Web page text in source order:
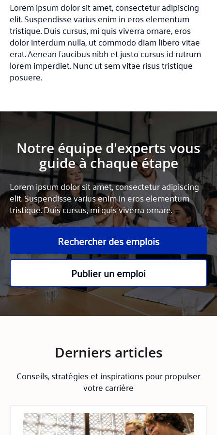
Lorem ipsum dolor sit amet, consectetur adipiscing
elit. Suspendisse varius enim in eros elementum
tristique. Duis cursus, mi quis viverra ornare, eros
dolor interdum nulla, ut commodo diam libero vitae
erat. Aenean faucibus nibh et justo cursus id rutrum
lorem imperdiet. Nunc ut sem vitae risus tristique
posuere.
Notre équipe d'experts vous
guide à chaque étape
Lorem ipsum dolor sit amet, consectetur adipiscing
elit. Suspendisse varius enim in eros elementum
tristique. Duis cursus, mi quis viverra ornare.
Rechercher des emplois
Publier un emploi
Derniers articles
Conseils, stratégies et inspirations pour propulser
votre carrière